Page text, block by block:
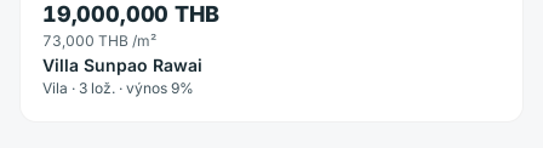
19,000,000 THB
73,000 THB /m²
Villa Sunpao Rawai
Vila · 3 lož. · výnos 9%